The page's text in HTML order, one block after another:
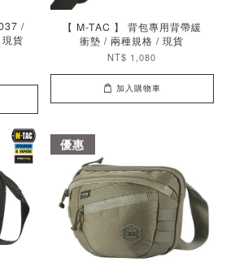
/
貨
【 M-TAC 】 背包專用背帶緩
衝墊 / 兩種規格 / 現貨
NT$ 1,080
加入購物車
優惠